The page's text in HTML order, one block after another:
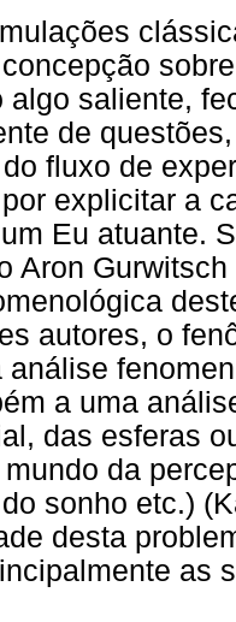
algo saliente,
de
fluxo de
explicitar a
Eu atuante.
Aron
autores, o
análise
a uma
das esferas
da
sonho etc.)
desta
as